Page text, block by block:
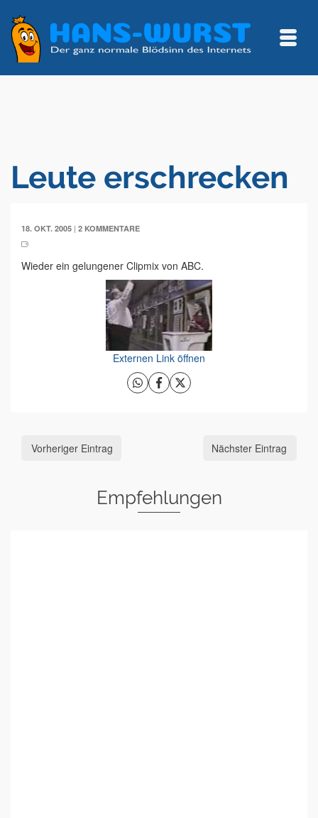
Leute erschrecken
18. OKT. 2005 | 2 KOMMENTARE
Wieder ein gelungener Clipmix von ABC.
Externen Link öffnen
Vorheriger Eintrag Nächster Eintrag
Empfehlungen